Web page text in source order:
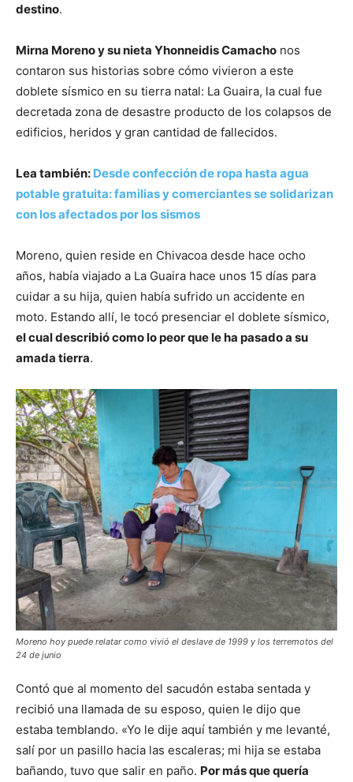
destino.
Mirna Moreno y su nieta Yhonneidis Camacho nos
contaron sus historias sobre cómo vivieron a este
doblete sísmico en su tierra natal: La Guaira, la cual fue
decretada zona de desastre producto de los colapsos de
edificios, heridos y gran cantidad de fallecidos.
Lea también: Desde confección de ropa hasta agua
potable gratuita: familias y comerciantes se solidarizan
con los afectados por los sismos
Moreno, quien reside en Chivacoa desde hace ocho
años, había viajado a La Guaira hace unos 15 días para
cuidar a su hija, quien había sufrido un accidente en
moto. Estando allí, le tocó presenciar el doblete sísmico,
el cual describió como lo peor que le ha pasado a su
amada tierra.
Moreno hoy puede relatar como vivió el deslave de 1999 y los terremotos del
24 de junio
Contó que al momento del sacudón estaba sentada y
recibió una llamada de su esposo, quien le dijo que
estaba temblando. «Yo le dije aquí también y me levanté,
salí por un pasillo hacia las escaleras; mi hija se estaba
bañando, tuvo que salir en paño. Por más que quería